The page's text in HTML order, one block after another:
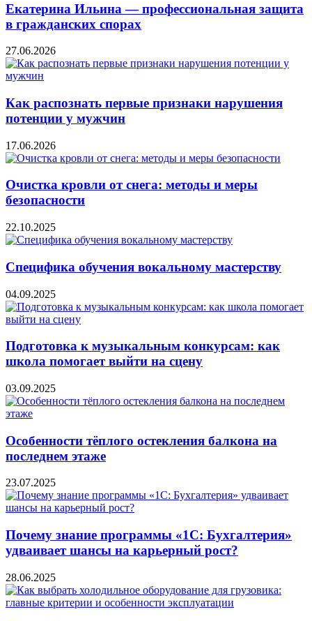
Екатерина Ильина — профессиональная защита
в гражданских спорах
27.06.2026
Как распознать первые признаки нарушения
потенции у мужчин
17.06.2026
Очистка кровли от снега: методы и меры
безопасности
22.10.2025
Специфика обучения вокальному мастерству
04.09.2025
Подготовка к музыкальным конкурсам: как
школа помогает выйти на сцену
03.09.2025
Особенности тёплого остекления балкона на
последнем этаже
23.07.2025
Почему знание программы «1С: Бухгалтерия»
удваивает шансы на карьерный рост?
28.06.2025